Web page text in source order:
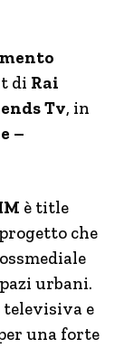
di Rai
Tv, in
–
è title
che
urbani.
televisiva e
una forte